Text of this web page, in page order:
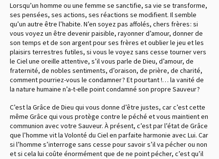
Lorsqu’un homme ou une femme se sanctifie, sa vie se transforme,
ses pensées, ses actions, ses réactions se modifient. Il semble
qu’un autre être l’habite. N’en soyez pas affolés, chers frères : si
vous voyez un être devenir paisible, rayonner d’amour, donner de
son temps et de son argent pour ses frères et oublier le jeu et les
plaisirs terrestres futiles, si vous le voyez sans cesse tourner vers
le Ciel une oreille attentive, s’il vous parle de Dieu, d’amour, de
fraternité, de nobles sentiments, d’oraison, de prière, de charité,
comment pourriez-vous le condamner ? Et pourtant !… la vanité de
la nature humaine n’a-t-elle point condamné son propre Sauveur ?
C’est la Grâce de Dieu qui vous donne d’être justes, car c’est cette
même Grâce qui vous protège contre le péché et vous maintient en
communion avec votre Sauveur. À présent, c’est par l’état de Grâce
que l’homme vit la Volonté du Ciel en parfaite harmonie avec Lui. Car
si l’homme s’interroge sans cesse pour savoir s’il va pécher ou non
et si cela lui coûte énormément que de ne point pécher, c’est qu’il